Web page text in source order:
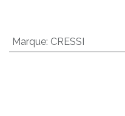
Marque: CRESSI